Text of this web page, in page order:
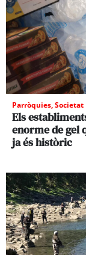
Parròquies,Societat
Els
enorme de gel
ja és històric